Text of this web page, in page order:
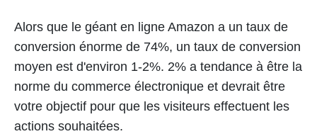
Alors que le géant en ligne Amazon a un taux de
conversion énorme de 74%, un taux de conversion
moyen est d'environ 1-2%. 2% a tendance à être la
norme du commerce électronique et devrait être
votre objectif pour que les visiteurs effectuent les
actions souhaitées.